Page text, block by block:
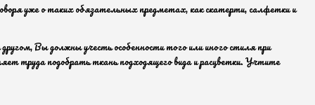
уже о таких обязательных предметах, как скатерти, салфетки и
Вы должны учесть особенности того или иного стиля при
труда подобрать ткань подходящего вида и расцветки. Учтите